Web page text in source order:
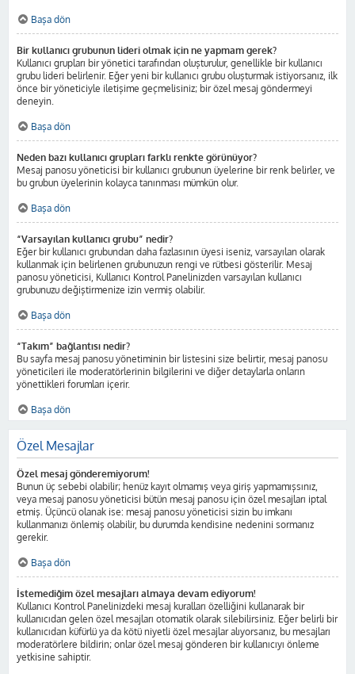
Başa dön
Bir kullanıcı grubunun lideri olmak için ne yapmam gerek?
Kullanıcı grupları bir yönetici tarafından oluşturulur, genellikle bir kullanıcı
grubu lideri belirlenir. Eğer yeni bir kullanıcı grubu oluşturmak istiyorsanız, ilk
önce bir yöneticiyle iletişime geçmelisiniz; bir özel mesaj göndermeyi
deneyin.
Başa dön
Neden bazı kullanıcı grupları farklı renkte görünüyor?
Mesaj panosu yöneticisi bir kullanıcı grubunun üyelerine bir renk belirler, ve
bu grubun üyelerinin kolayca tanınması mümkün olur.
Başa dön
“Varsayılan kullanıcı grubu” nedir?
Eğer bir kullanıcı grubundan daha fazlasının üyesi iseniz, varsayılan olarak
kullanmak için belirlenen grubunuzun rengi ve rütbesi gösterilir. Mesaj
panosu yöneticisi, Kullanıcı Kontrol Panelinizden varsayılan kullanıcı
grubunuzu değiştirmenize izin vermiş olabilir.
Başa dön
“Takım” bağlantısı nedir?
Bu sayfa mesaj panosu yönetiminin bir listesini size belirtir, mesaj panosu
yöneticileri ile moderatörlerinin bilgilerini ve diğer detaylarla onların
yönettikleri forumları içerir.
Başa dön
Özel Mesajlar
Özel mesaj gönderemiyorum!
Bunun üç sebebi olabilir; henüz kayıt olmamış veya giriş yapmamışsınız,
veya mesaj panosu yöneticisi bütün mesaj panosu için özel mesajları iptal
etmiş. Üçüncü olanak ise: mesaj panosu yöneticisi sizin bu imkanı
kullanmanızı önlemiş olabilir, bu durumda kendisine nedenini sormanız
gerekir.
Başa dön
İstemediğim özel mesajları almaya devam ediyorum!
Kullanıcı Kontrol Panelinizdeki mesaj kuralları özelliğini kullanarak bir
kullanıcıdan gelen özel mesajları otomatik olarak silebilirsiniz. Eğer belirli bir
kullanıcıdan küfürlü ya da kötü niyetli özel mesajlar alıyorsanız, bu mesajları
moderatörlere bildirin; onlar özel mesaj gönderen bir kullanıcıyı önleme
yetkisine sahiptir.